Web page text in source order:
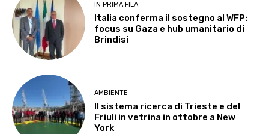
IN PRIMA FILA
Italia conferma il sostegno al WFP:
focus su Gaza e hub umanitario di
Brindisi
AMBIENTE
Il sistema ricerca di Trieste e del
Friuli in vetrina in ottobre a New
York